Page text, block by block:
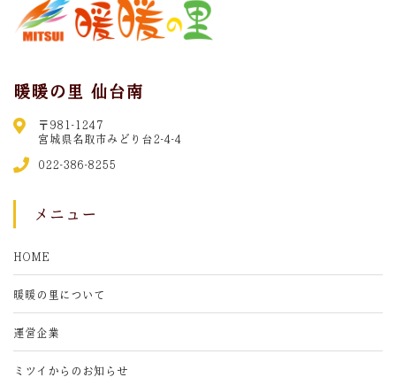
暖暖の里 仙台南
〒981-1247
宮城県名取市みどり台2-4-4
022-386-8255
メニュー
HOME
暖暖の里について
運営企業
ミツイからのお知らせ